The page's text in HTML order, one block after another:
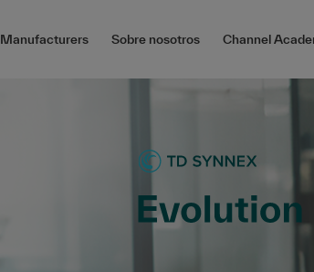
Manufacturers Sobre nosotros Channel